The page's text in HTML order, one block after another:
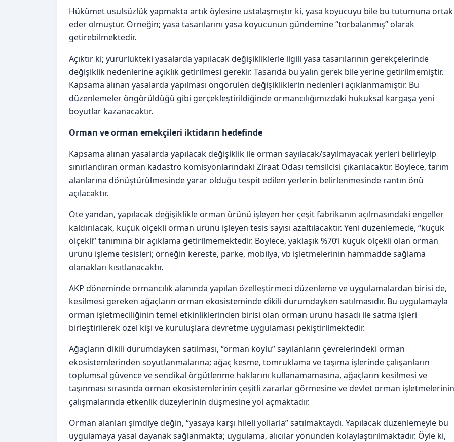
Hükümet usulsüzlük yapmakta artık öylesine ustalaşmıştır ki, yasa koyucuyu bile bu tutumuna ortak
eder olmuştur. Örneğin; yasa tasarılarını yasa koyucunun gündemine “torbalanmış” olarak
getirebilmektedir.
Açıktır ki; yürürlükteki yasalarda yapılacak değişikliklerle ilgili yasa tasarılarının gerekçelerinde
değişiklik nedenlerine açıklık getirilmesi gerekir. Tasarıda bu yalın gerek bile yerine getirilmemiştir.
Kapsama alınan yasalarda yapılması öngörülen değişikliklerin nedenleri açıklanmamıştır. Bu
düzenlemeler öngörüldüğü gibi gerçekleştirildiğinde ormancılığımızdaki hukuksal kargaşa yeni
boyutlar kazanacaktır.
Orman ve orman emekçileri iktidarın hedefinde
Kapsama alınan yasalarda yapılacak değişiklik ile orman sayılacak/sayılmayacak yerleri belirleyip
sınırlandıran orman kadastro komisyonlarındaki Ziraat Odası temsilcisi çıkarılacaktır. Böylece, tarım
alanlarına dönüştürülmesinde yarar olduğu tespit edilen yerlerin belirlenmesinde rantın önü
açılacaktır.
Öte yandan, yapılacak değişiklikle orman ürünü işleyen her çeşit fabrikanın açılmasındaki engeller
kaldırılacak, küçük ölçekli orman ürünü işleyen tesis sayısı azaltılacaktır. Yeni düzenlemede, “küçük
ölçekli” tanımına bir açıklama getirilmemektedir. Böylece, yaklaşık %70’i küçük ölçekli olan orman
ürünü işleme tesisleri; örneğin kereste, parke, mobilya, vb işletmelerinin hammadde sağlama
olanakları kısıtlanacaktır.
AKP döneminde ormancılık alanında yapılan özelleştirmeci düzenleme ve uygulamalardan birisi de,
kesilmesi gereken ağaçların orman ekosisteminde dikili durumdayken satılmasıdır. Bu uygulamayla
orman işletmeciliğinin temel etkinliklerinden birisi olan orman ürünü hasadı ile satma işleri
birleştirilerek özel kişi ve kuruluşlara devretme uygulaması pekiştirilmektedir.
Ağaçların dikili durumdayken satılması, “orman köylü” sayılanların çevrelerindeki orman
ekosistemlerinden soyutlanmalarına; ağaç kesme, tomruklama ve taşıma işlerinde çalışanların
toplumsal güvence ve sendikal örgütlenme haklarını kullanamamasına, ağaçların kesilmesi ve
taşınması sırasında orman ekosistemlerinin çeşitli zararlar görmesine ve devlet orman işletmelerinin
çalışmalarında etkenlik düzeylerinin düşmesine yol açmaktadır.
Orman alanları şimdiye değin, “yasaya karşı hileli yollarla” satılmaktaydı. Yapılacak düzenlemeyle bu
uygulamaya yasal dayanak sağlanmakta; uygulama, alıcılar yönünden kolaylaştırılmaktadır. Öyle ki,